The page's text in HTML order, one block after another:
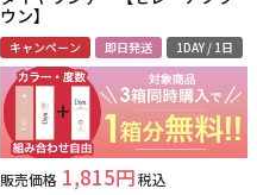
ウン】
キャンペーン 即日発送 1DAY / 1日
販売価格 1,815 税込